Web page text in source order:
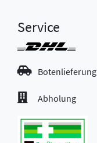
Service
Botenlieferung
Abholung